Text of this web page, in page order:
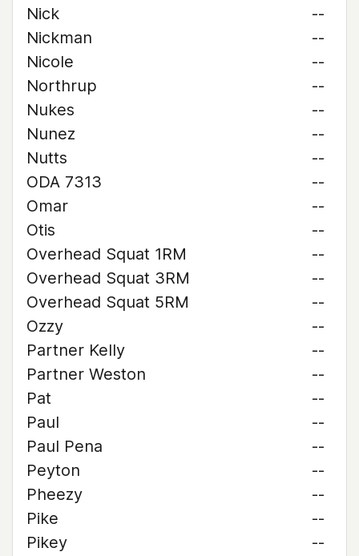
Nick
--
Nickman
--
Nicole
--
Northrup
--
Nukes
--
Nunez
--
Nutts
--
ODA 7313
--
Omar
--
Otis
--
Overhead Squat 1RM
--
Overhead Squat 3RM
--
Overhead Squat 5RM
--
Ozzy
--
Partner Kelly
--
Partner Weston
--
Pat
--
Paul
--
Paul Pena
--
Peyton
--
Pheezy
--
Pike
--
Pikey
--